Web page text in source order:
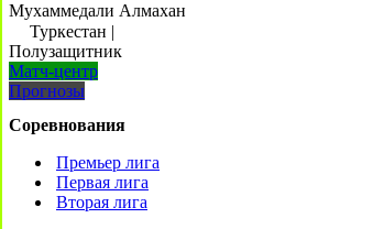
Мухаммедали Алмахан
Туркестан |
Полузащитник
Матч-центр
Прогнозы
Соревнования
Премьер лига
Первая лига
Вторая лига